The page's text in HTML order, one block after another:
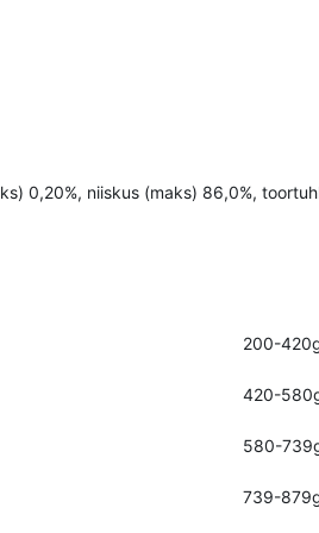
0,20%, niiskus (maks) 86,0%,
200-
420-
580-
739-